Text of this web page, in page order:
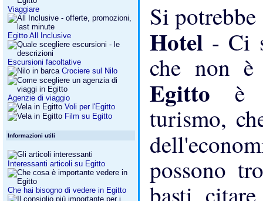
Viaggiare
Egitto All Inclusive
Escursioni facoltative
Crociere sul Nilo
Agenzie di viaggio
Voli per l'Egitto
Film su Egitto
Informazioni utili
Interessanti articoli su Egitto
Che hai bisogno di vedere in Egitto
Si
Hotel - Ci
che non è
Egitto è
turismo,
possono
basti